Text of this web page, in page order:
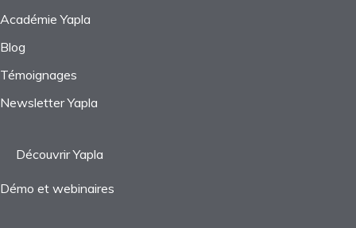
Académie Yapla
Blog
Témoignages
Newsletter Yapla
Découvrir Yapla
Démo et webinaires